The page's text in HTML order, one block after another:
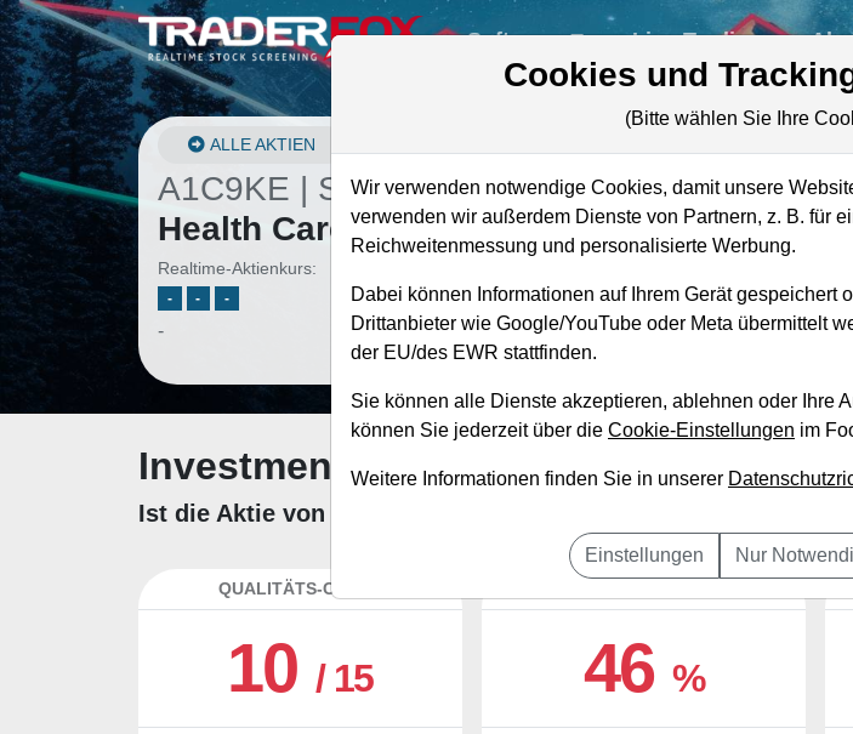
Software Live-Trading
ALLE AKTIEN
A1C9KE | SBRA–Sabra
Health Care Reit Aktie
Realtime-Aktienkurs:
- - -
-
Marktkapitalisierung
Unternehmenswert
Umsatz
Investment-Check: Kaufempfehlung?
Ist die Aktie von Sabra Health Care Reit zum Kaufen und
QUALITÄTS-CHECK
10/ 15 46 %
Cookies und
(Bitte wählen Sie Ihre
Wir verwenden notwendige Cookies, damit unsere
verwenden wir außerdem Dienste von Partnern, z. B. für
Reichweitenmessung und personalisierte Werbung.
Dabei können Informationen auf Ihrem Gerät gespeichert
Drittanbieter wie Google/YouTube oder Meta übermittelt
der EU/des EWR stattfinden.
Sie können alle Dienste akzeptieren, ablehnen oder Ihre
können Sie jederzeit über die Cookie-Einstellungen im
Weitere Informationen finden Sie in unserer
Einstellungen Nur